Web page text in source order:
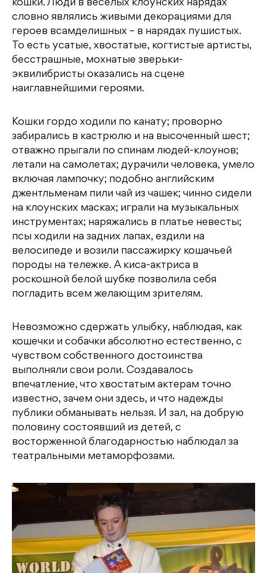
кошки. Люди в веселых клоунских нарядах
словно являлись живыми декорациями для
героев всамделишных – в нарядах пушистых.
То есть усатые, хвостатые, когтистые артисты,
бесстрашные, мохнатые зверьки-
эквилибристы оказались на сцене
наиглавнейшими героями.
Кошки гордо ходили по канату; проворно
забирались в кастрюлю и на высоченный шест;
отважно прыгали по спинам людей-клоунов;
летали на самолетах; дурачили человека, умело
включая лампочку; подобно английским
джентльменам пили чай из чашек; чинно сидели
на клоунских масках; играли на музыкальных
инструментах; наряжались в платье невесты;
псы ходили на задних лапах, ездили на
велосипеде и возили пассажирку кошачьей
породы на тележке. А киса-актриса в
роскошной белой шубке позволила себя
погладить всем желающим зрителям.
Невозможно сдержать улыбку, наблюдая, как
кошечки и собачки абсолютно естественно, с
чувством собственного достоинства
выполняли свои роли. Создавалось
впечатление, что хвостатым актерам точно
известно, зачем они здесь, и что надежды
публики обманывать нельзя. И зал, на добрую
половину состоявший из детей, с
восторженной благодарностью наблюдал за
театральными метаморфозами.